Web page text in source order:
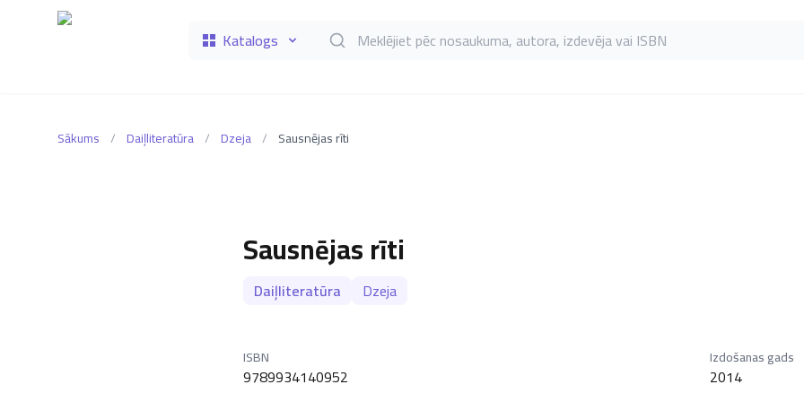
Katalogs Meklēt grāmatas pēc nosaukuma, autora, izdevēja vai ISBN
Sākums / Daiļliteratūra / Dzeja / Sausnējas rīti
Sausnējas rīti
Daiļliteratūra Dzeja
ISBN
9789934140952
Izdošanas gads
2014